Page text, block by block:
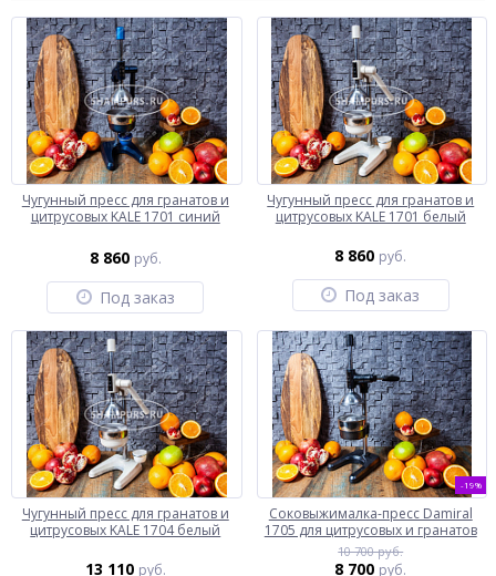
Чугунный пресс для гранатов и
цитрусовых KALE 1701 синий
8 860 руб.
Под заказ
Чугунный пресс для гранатов и
цитрусовых KALE 1701 белый
8 860 руб.
Под заказ
Чугунный пресс для гранатов и
цитрусовых KALE 1704 белый
13 110 руб.
-19%
Соковыжималка-пресс Damiral
1705 для цитрусовых и гранатов
10 700 руб.
8 700 руб.